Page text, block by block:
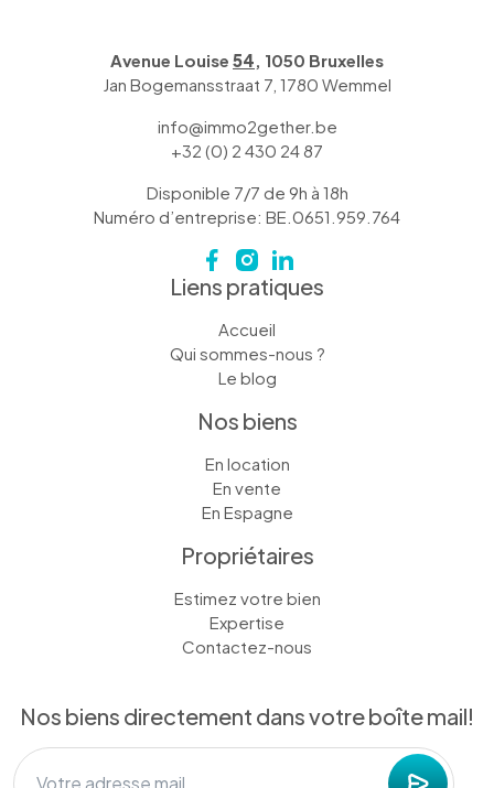
Avenue Louise 54 , 1050 Bruxelles
Jan Bogemansstraat 7, 1780 Wemmel
info@immo2gether.be
+32 (0) 2 430 24 87
Disponible 7/7 de 9h à 18h
Numéro d’entreprise: BE.0651.959.764
Liens pratiques
Accueil
Qui sommes-nous ?
Le blog
Nos biens
En location
En vente
En Espagne
Propriétaires
Estimez votre bien
Expertise
Contactez-nous
Nos biens directement dans votre boîte mail!